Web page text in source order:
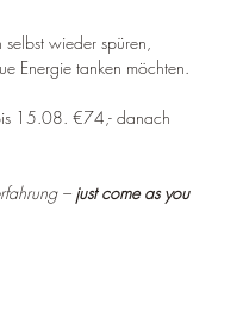
selbst wieder spüren,
Energie tanken möchten.
15.08. €74,- danach
– just come as you